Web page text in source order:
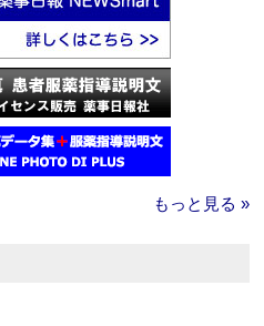
もっと見る »